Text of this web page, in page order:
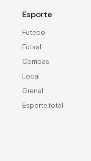
Esporte
Futebol
Futsal
Corridas
Local
Grenal
Esporte total